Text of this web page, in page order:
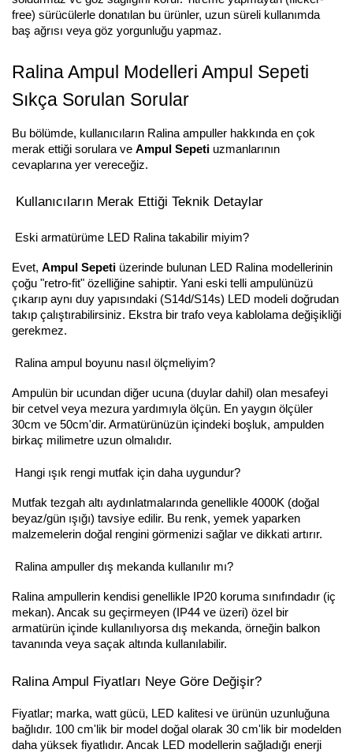
free) sürücülerle donatılan bu ürünler, uzun süreli kullanımda
baş ağrısı veya göz yorgunluğu yapmaz.
Ralina Ampul Modelleri Ampul Sepeti
Sıkça Sorulan Sorular
Bu bölümde, kullanıcıların Ralina ampuller hakkında en çok
merak ettiği sorulara ve Ampul Sepeti uzmanlarının
cevaplarına yer vereceğiz.
Kullanıcıların Merak Ettiği Teknik Detaylar
Eski armatürüme LED Ralina takabilir miyim?
Evet, Ampul Sepeti üzerinde bulunan LED Ralina modellerinin
çoğu "retro-fit" özelliğine sahiptir. Yani eski telli ampulünüzü
çıkarıp aynı duy yapısındaki (S14d/S14s) LED modeli doğrudan
takıp çalıştırabilirsiniz. Ekstra bir trafo veya kablolama değişikliği
gerekmez.
Ralina ampul boyunu nasıl ölçmeliyim?
Ampulün bir ucundan diğer ucuna (duylar dahil) olan mesafeyi
bir cetvel veya mezura yardımıyla ölçün. En yaygın ölçüler
30cm ve 50cm'dir. Armatürünüzün içindeki boşluk, ampulden
birkaç milimetre uzun olmalıdır.
Hangi ışık rengi mutfak için daha uygundur?
Mutfak tezgah altı aydınlatmalarında genellikle 4000K (doğal
beyaz/gün ışığı) tavsiye edilir. Bu renk, yemek yaparken
malzemelerin doğal rengini görmenizi sağlar ve dikkati artırır.
Ralina ampuller dış mekanda kullanılır mı?
Ralina ampullerin kendisi genellikle IP20 koruma sınıfındadır (iç
mekan). Ancak su geçirmeyen (IP44 ve üzeri) özel bir
armatürün içinde kullanılıyorsa dış mekanda, örneğin balkon
tavanında veya saçak altında kullanılabilir.
Ralina Ampul Fiyatları Neye Göre Değişir?
Fiyatlar; marka, watt gücü, LED kalitesi ve ürünün uzunluğuna
bağlıdır. 100 cm'lik bir model doğal olarak 30 cm'lik bir modelden
daha yüksek fiyatlıdır. Ancak LED modellerin sağladığı enerji